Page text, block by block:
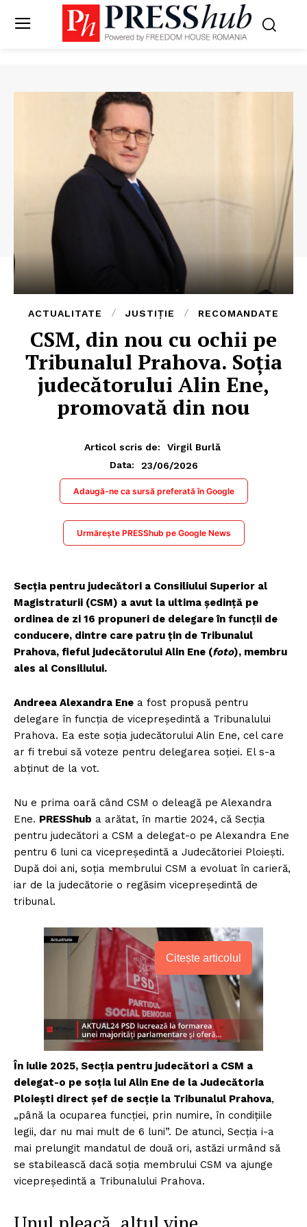
ACTUALITATE JUSTIȚIE RECOMANDATE
CSM, din nou cu ochii pe
Tribunalul Prahova. Soția
judecătorului Alin Ene,
promovată din nou
Articol scris de:
Virgil Burlă
Data:
23/06/2026
Adaugă-ne ca sursă preferată în Google
Urmărește PRESShub pe Google News
Secția pentru judecători a Consiliului Superior al
Magistraturii (CSM) a avut la ultima ședință pe
ordinea de zi 16 propuneri de delegare în funcții de
conducere, dintre care patru țin de Tribunalul
Prahova, fieful judecătorului Alin Ene (foto), membru
ales al Consiliului.
Andreea Alexandra Ene a fost propusă pentru
delegare în funcția de vicepreședintă a Tribunalului
Prahova. Ea este soția judecătorului Alin Ene, cel care
ar fi trebui să voteze pentru delegarea soției. El s-a
abținut de la vot.
Nu e prima oară când CSM o deleagă pe Alexandra
Ene. PRESShub a arătat, în martie 2024, că Secția
pentru judecători a CSM a delegat-o pe Alexandra Ene
pentru 6 luni ca vicepreședintă a Judecătoriei Ploiești.
După doi ani, soția membrului CSM a evoluat în carieră,
iar de la judecătorie o regăsim vicepreședintă de
tribunal.
Citește articolul
În iulie 2025, Secția pentru judecători a CSM a
delegat-o pe soția lui Alin Ene de la Judecătoria
Ploiești direct șef de secție la Tribunalul Prahova,
„până la ocuparea funcției, prin numire, în condițiile
legii, dar nu mai mult de 6 luni”. De atunci, Secția i-a
mai prelungit mandatul de două ori, astăzi urmând să
se stabilească dacă soția membrului CSM va ajunge
vicepreședintă a Tribunalului Prahova.